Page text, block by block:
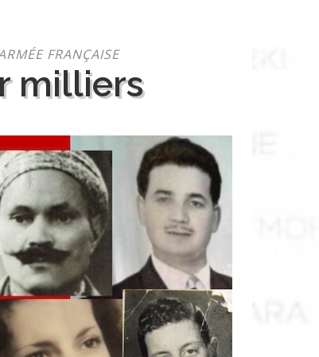
FRANÇAISE
milliers